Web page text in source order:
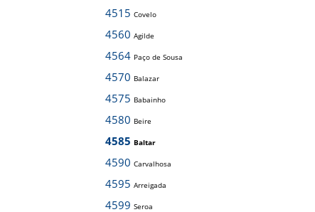
4515 Covelo
4560 Agilde
4564 Paço de Sousa
4570 Balazar
4575 Babainho
4580 Beire
4585 Baltar
4590 Carvalhosa
4595 Arreigada
4599 Seroa